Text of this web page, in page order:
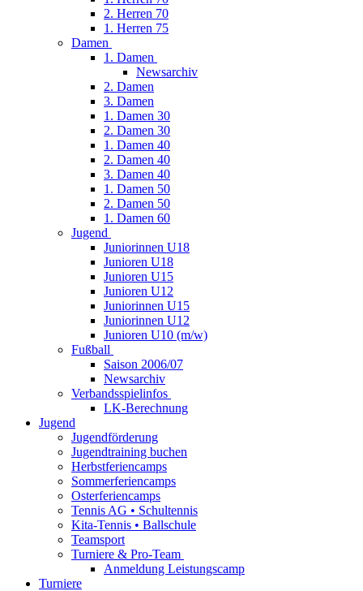
2. Herren 70
1. Herren 75
Damen
1. Damen
Newsarchiv
2. Damen
3. Damen
1. Damen 30
2. Damen 30
1. Damen 40
2. Damen 40
3. Damen 40
1. Damen 50
2. Damen 50
1. Damen 60
Jugend
Juniorinnen U18
Junioren U18
Junioren U15
Junioren U12
Juniorinnen U15
Juniorinnen U12
Junioren U10 (m/w)
Fußball
Saison 2006/07
Newsarchiv
Verbandsspielinfos
LK-Berechnung
Jugend
Jugendförderung
Jugendtraining buchen
Herbstferiencamps
Sommerferiencamps
Osterferiencamps
Tennis AG • Schultennis
Kita-Tennis • Ballschule
Teamsport
Turniere & Pro-Team
Anmeldung Leistungscamp
Turniere